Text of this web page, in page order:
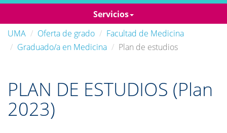
Servicios
UMA
Oferta de grado
Facultad de Medicina
Graduado/a en Medicina
Plan de estudios
PLAN DE ESTUDIOS (Plan
2023)